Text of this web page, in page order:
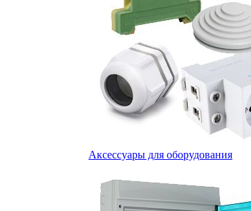
Аксессуары для оборудования